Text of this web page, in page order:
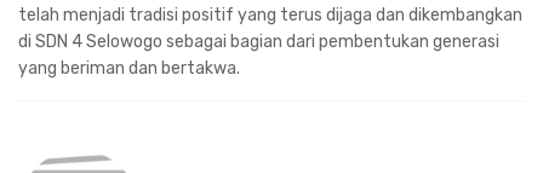
telah menjadi tradisi positif yang terus dijaga dan dikembangkan
di SDN 4 Selowogo sebagai bagian dari pembentukan generasi
yang beriman dan bertakwa.